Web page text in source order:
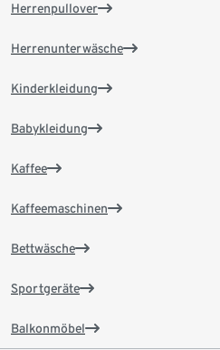
Herrenpullover
Herrenunterwäsche
Kinderkleidung
Babykleidung
Kaffee
Kaffeemaschinen
Bettwäsche
Sportgeräte
Balkonmöbel